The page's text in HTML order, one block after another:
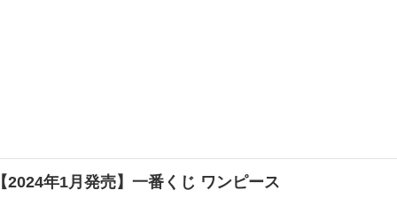
2024年1月発売】一番くじ ワンピース